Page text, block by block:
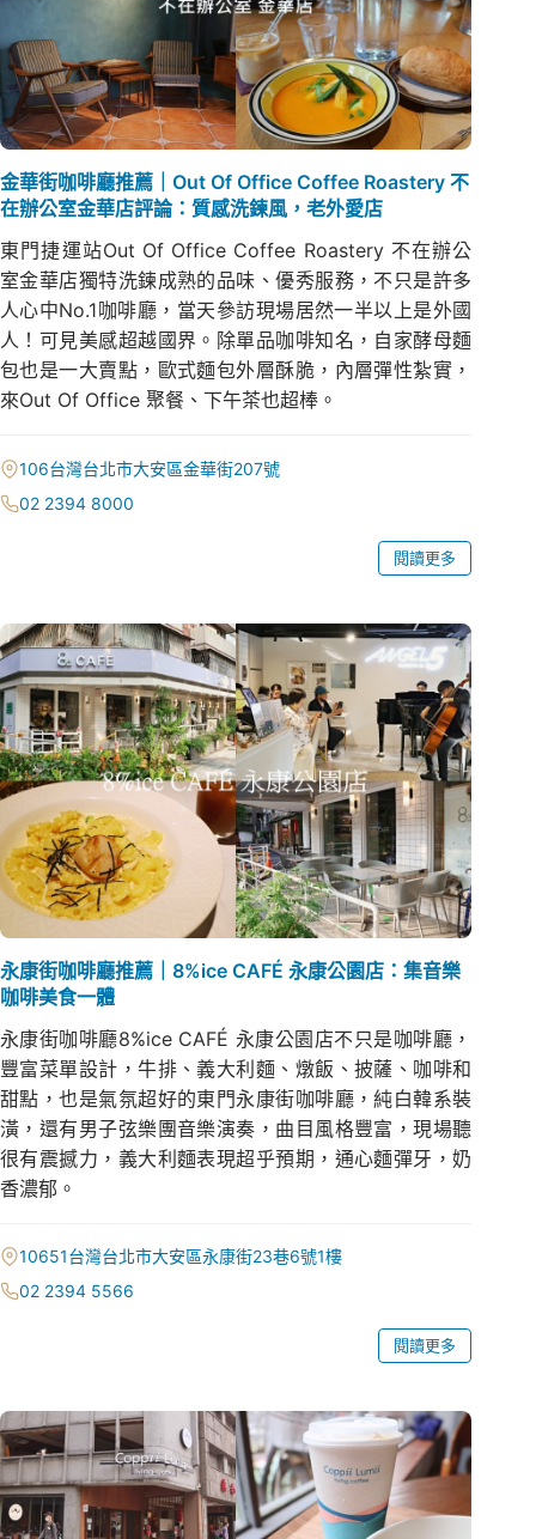
金華街咖啡廳推薦｜Out Of Office Coffee Roastery 不
在辦公室金華店評論：質感洗鍊風，老外愛店
東門捷運站Out Of Office Coffee Roastery 不在辦公
室金華店獨特洗鍊成熟的品味、優秀服務，不只是許多
人心中No.1咖啡廳，當天參訪現場居然一半以上是外國
人！可見美感超越國界。除單品咖啡知名，自家酵母麵
包也是一大賣點，歐式麵包外層酥脆，內層彈性紮實，
來Out Of Office 聚餐、下午茶也超棒。
106台灣台北市大安區金華街207號
02 2394 8000
閱讀更多
永康街咖啡廳推薦｜8%ice CAFÉ 永康公園店：集音樂
咖啡美食一體
永康街咖啡廳8%ice CAFÉ 永康公園店不只是咖啡廳，
豐富菜單設計，牛排、義大利麵、燉飯、披薩、咖啡和
甜點，也是氣氛超好的東門永康街咖啡廳，純白韓系裝
潢，還有男子弦樂團音樂演奏，曲目風格豐富，現場聽
很有震撼力，義大利麵表現超乎預期，通心麵彈牙，奶
香濃郁。
10651台灣台北市大安區永康街23巷6號1樓
02 2394 5566
閱讀更多